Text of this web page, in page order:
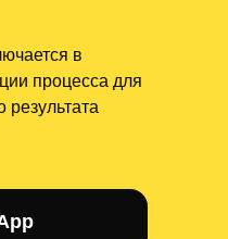
в
процесса для
результата